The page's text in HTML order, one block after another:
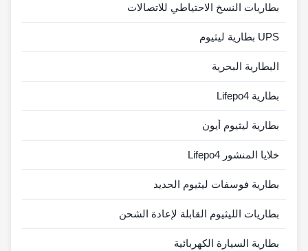
بطاريات النسخ الاحتياطي للاتصالات
UPS بطارية ليثيوم
البطارية البحرية
بطارية Lifepo4
بطارية ليثيوم أيون
خلايا المنشور Lifepo4
بطارية فوسفات ليثيوم الحديد
بطاريات الليثيوم القابلة لإعادة الشحن
بطارية السيارة الكهربائية